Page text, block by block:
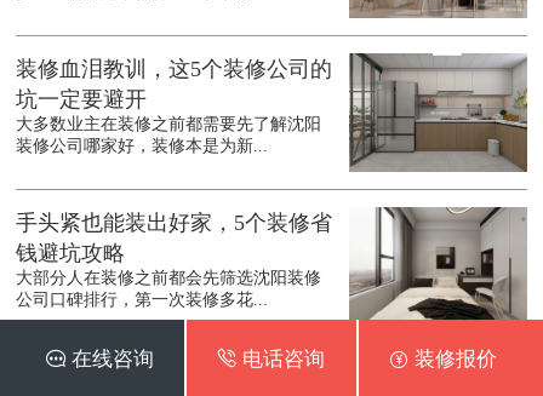
装修血泪教训，这5个装修公司的
坑一定要避开
大多数业主在装修之前都需要先了解沈阳
装修公司哪家好，装修本是为新...
手头紧也能装出好家，5个装修省
钱避坑攻略
大部分人在装修之前都会先筛选沈阳装修
公司口碑排行，第一次装修多花...
装修别踩坑，这6个细节不注意，
 在线咨询  电话咨询  装修报价